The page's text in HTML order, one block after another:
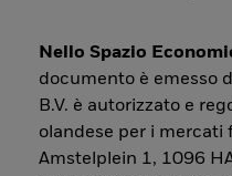
Nello Spazio
documento è emesso
B.V. è autorizzato e
olandese per i mercati
Amstelplein 1, 1096